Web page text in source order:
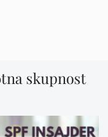
skupnost